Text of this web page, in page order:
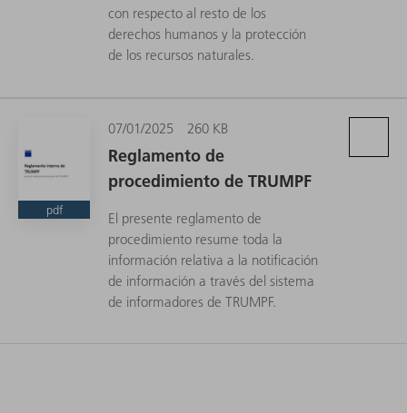
con respecto al resto de los
derechos humanos y la protección
de los recursos naturales.
pdf
07/01/2025 260 KB
Reglamento de
procedimiento de TRUMPF
El presente reglamento de
procedimiento resume toda la
información relativa a la notificación
de información a través del sistema
de informadores de TRUMPF.